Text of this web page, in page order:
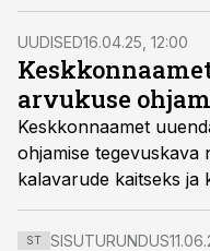
majandamiskava
UUDISED16.04.25, 12:00
arvukuse
Keskkonnaamet
ohjamise tegevuskava
kalavarude kaitseks
ohjamiseks nii
heidutamist.
ST SISUTURUNDUS